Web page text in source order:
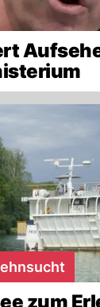
zum